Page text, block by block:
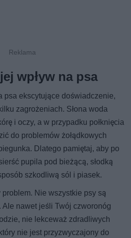
wpływ na psa
psa ekscytujące doświadczenie,
zagrożeniach. Słona woda
i oczy, a w przypadku połknięcia
do problemów żołądkowych
Dlatego pamiętaj, aby po
pupila pod bieżącą, słodką
szkodliwą sól i piasek.
Nie wszystkie psy są
Ale nawet jeśli Twój czworonóg
nie lekceważ zdradliwych
nie jest przyzwyczajony do